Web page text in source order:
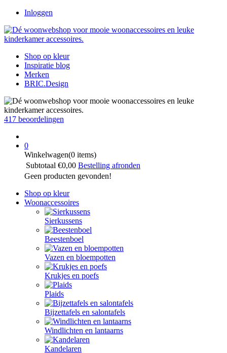
Inloggen
Shop op kleur
Inspiratie blog
Merken
BRIC.Design
417 beoordelingen
0
Winkelwagen(0 items)
Subtotaal €0,00 Bestelling afronden
Geen producten gevonden!
Shop op kleur
Woonaccessoires
Sierkussens
Beestenboel
Vazen en bloempotten
Krukjes en poefs
Plaids
Bijzettafels en salontafels
Windlichten en lantaarns
Kandelaren